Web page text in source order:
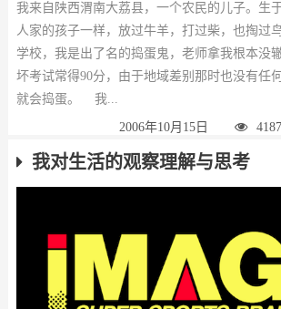
我来自陕西渭南大荔县，一个农民的儿子。生
人家的孩子一样，放过牛羊，打过柴，也掏过
学校，我是出了名的捣蛋鬼，老师拿我根本没
坏考试常得90分，由于地域差别那时也没有任
就会捣蛋。 我...
2006年10月15日
我对生活的观察理解与思考